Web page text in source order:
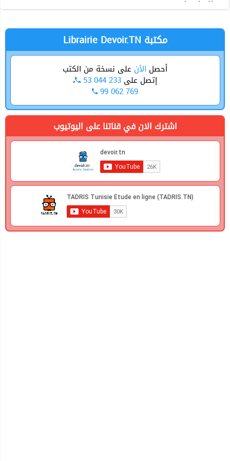
الرياضيات
Librairie Devoir.TN مكتبة
أحصل الأن على نسخة من الكتب
إتصل على 53 044 233 ،
99 062 769
اشترك الان في قناتنا على اليوتيوب